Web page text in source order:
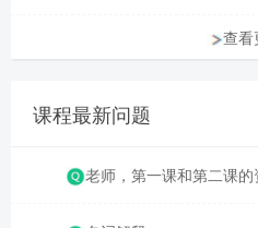
查看
课程最新问题
老师，第一课和第二课